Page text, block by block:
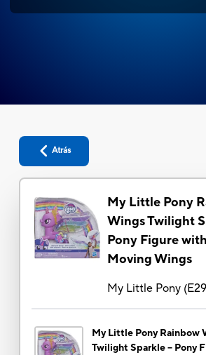
Atrás
My Little Pony
Wings Twilight
Pony Figure
Moving Wings
My Little Pony(
My Little Pony Rainbow
Twilight Sparkle -- Pony